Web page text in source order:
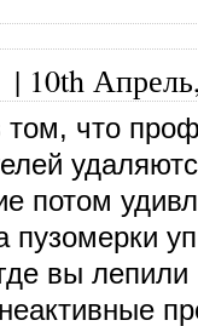
| 10th
том, что
потом
пузомерки
вы лепили